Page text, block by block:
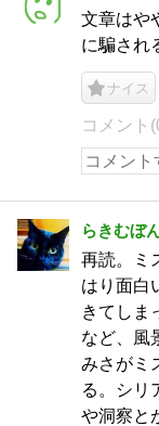
文章はや
に騙され
ナイス
コメント
らきむぼ
再読。ミ
はり面白
きてしま
など、風
みさがミ
る。シリ
や洞察と